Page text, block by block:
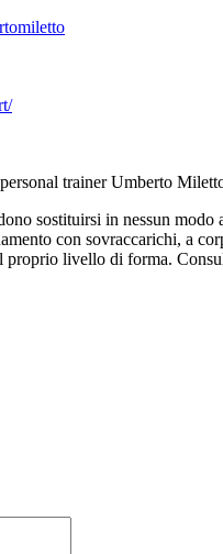
trainer Umberto
sostituirsi in nessun
con sovraccarichi, a
proprio livello di forma.